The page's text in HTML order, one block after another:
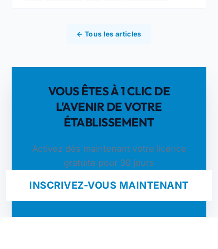
← Tous les articles
VOUS ÊTES À 1 CLIC DE
L'AVENIR DE VOTRE
ÉTABLISSEMENT
Activez dès maintenant votre licence
gratuite pour 30 jours
INSCRIVEZ-VOUS MAINTENANT